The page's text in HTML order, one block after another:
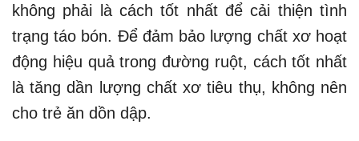
không phải là cách tốt nhất để cải thiện tình
trạng táo bón. Để đảm bảo lượng chất xơ hoạt
động hiệu quả trong đường ruột, cách tốt nhất
là tăng dần lượng chất xơ tiêu thụ, không nên
cho trẻ ăn dồn dập.